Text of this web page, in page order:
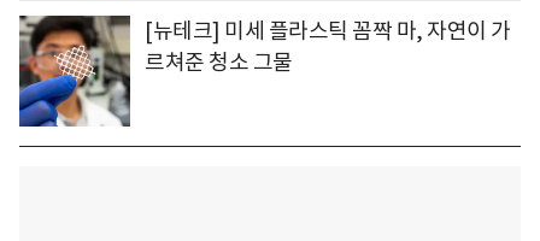
[뉴테크] 미세 플라스틱 꼼짝 마, 자연이 가
르쳐준 청소 그물